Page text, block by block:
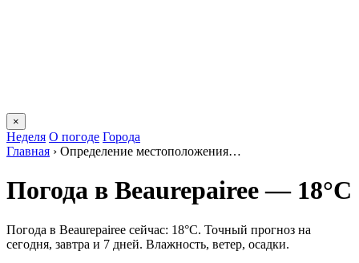
×
Неделя О погоде Города
Главная › Определение местоположения…
Погода в Beaurepaireе — 18°C
Погода в Beaurepaireе сейчас: 18°C. Точный прогноз на
сегодня, завтра и 7 дней. Влажность, ветер, осадки.